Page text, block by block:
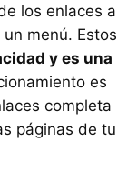
los enlaces a
menú. Estos
y es una
es
completa
páginas de tu